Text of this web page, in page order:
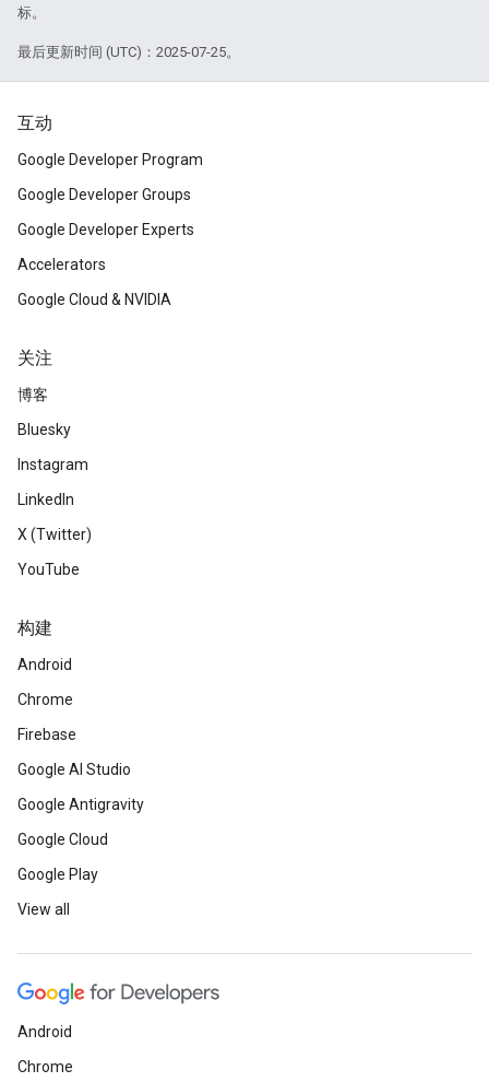
标。
最后更新时间 (UTC)：2025-07-25。
互动
Google Developer Program
Google Developer Groups
Google Developer Experts
Accelerators
Google Cloud & NVIDIA
关注
博客
Bluesky
Instagram
LinkedIn
X (Twitter)
YouTube
构建
Android
Chrome
Firebase
Google AI Studio
Google Antigravity
Google Cloud
Google Play
View all
Android
Chrome